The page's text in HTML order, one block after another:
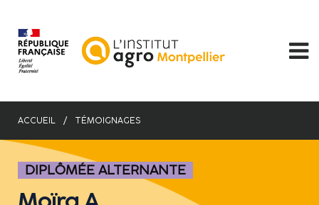
contenu
principal
ACCUEIL TÉMOIGNAGES
DIPLÔMÉE ALTERNANTE